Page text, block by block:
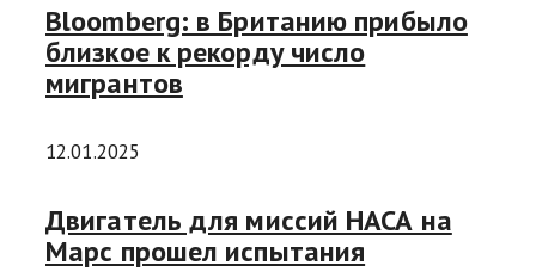
Bloomberg: в Британию прибыло
близкое к рекорду число
мигрантов
12.01.2025
Двигатель для миссий НАСА на
Марс прошел испытания